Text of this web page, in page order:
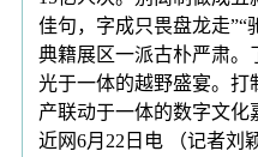
佳句，字成只畏盘龙走”“
典籍展区一派古朴严肃。
光于一体的越野盛宴。打
产联动于一体的数字文化
近网6月22日电 （记者刘